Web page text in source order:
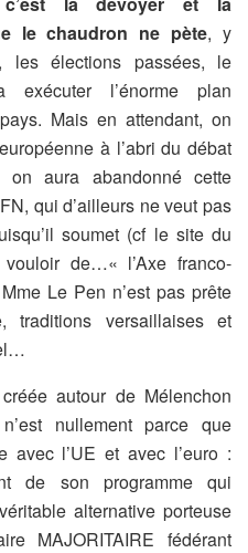
le chaudron ne pète, y
les élections passées, le
l’énorme plan
Mais en attendant, on
à l’abri du débat
aura abandonné cette
qui d’ailleurs ne veut pas
soumet (cf le site du
de…« l’Axe franco-
Le Pen n’est pas prête
versaillaises et
autour de Mélenchon
nullement parce que
avec l’UE et avec l’euro :
de son programme qui
alternative porteuse
MAJORITAIRE fédérant